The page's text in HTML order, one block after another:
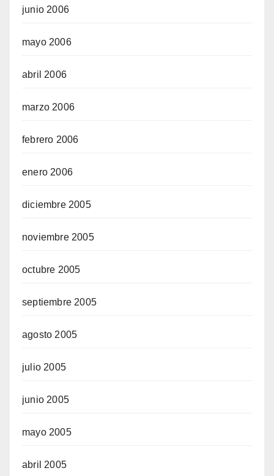
junio 2006
mayo 2006
abril 2006
marzo 2006
febrero 2006
enero 2006
diciembre 2005
noviembre 2005
octubre 2005
septiembre 2005
agosto 2005
julio 2005
junio 2005
mayo 2005
abril 2005